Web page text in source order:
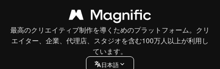
最高のクリエイティブ制作を導くためのプラットフォーム。クリ
エイター、企業、代理店、スタジオを含む100万人以上が利用し
ています。
日本語